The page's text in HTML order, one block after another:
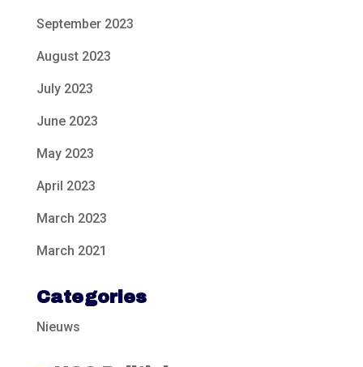
September 2023
August 2023
July 2023
June 2023
May 2023
April 2023
March 2023
March 2021
Categories
Nieuws